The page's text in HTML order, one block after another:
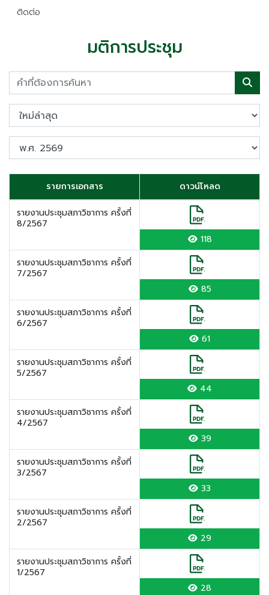
ติดต่อ
มติการประชุม
รายการเอกสาร ดาวน์โหลด
รายงานประชุมสภาวิชาการ ครั้งที่
8/2567
118
รายงานประชุมสภาวิชาการ ครั้งที่
7/2567
85
รายงานประชุมสภาวิชาการ ครั้งที่
6/2567
61
รายงานประชุมสภาวิชาการ ครั้งที่
5/2567
44
รายงานประชุมสภาวิชาการ ครั้งที่
4/2567
39
รายงานประชุมสภาวิชาการ ครั้งที่
3/2567
33
รายงานประชุมสภาวิชาการ ครั้งที่
2/2567
29
รายงานประชุมสภาวิชาการ ครั้งที่
1/2567
28